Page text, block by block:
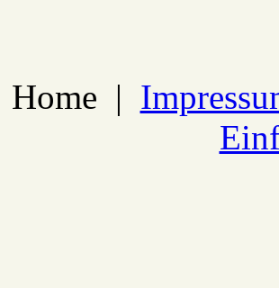
Home |